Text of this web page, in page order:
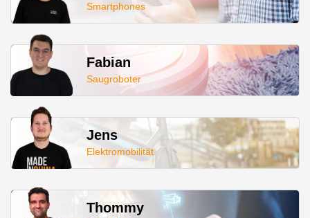
Smartphones
Fabian
Saugroboter
Jens
Elektromobilität
Thommy